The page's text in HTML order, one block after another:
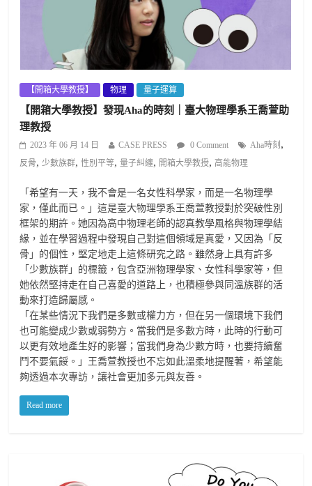
【開箱大學教授】 物理 量子運算
【開箱大學教授】發現Aha的時刻｜臺大物理學系王喬萱助
理教授
2023 年 06 月 14 日 CASE PRESS 0 Comment Aha時刻 ,
反骨, 少數族群,性別平等,量子糾纏, 開箱大學教授,高能物理
「希望有一天，我不會是一名女性科學家，而是一名物理學
家，僅此而已。」這是臺大物理學系王喬萱教授對於突破性別
框架的期許。她因為高中物理老師的認真教學風格與物理學結
緣，並在學習過程中發現自己對這個領域是真愛，又因為「反
骨」的個性，堅定地走上這條研究之路。雖然身上具有許多
「少數族群」的標籤，包含亞洲物理學家、女性科學家等，但
她依然堅持走在自己喜愛的道路上，也積極參與同溫族群的活
動來打造歸屬感。
「在某些情況下我們是多數或權力方，但在另一個環境下我們
也可能變成少數或弱勢方。當我們是多數方時，此時的行動可
以更有效地產生好的影響；當我們身為少數方時，也要持續奮
鬥不要氣餒。」王喬萱教授也不忘如此溫柔地提醒著，希望能
夠透過本次專訪，讓社會更加多元與友善。
Read more